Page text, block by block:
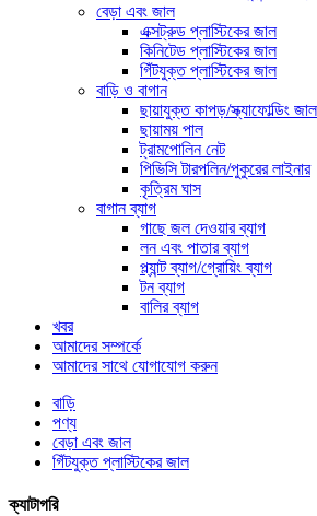
বেড়া এবং জাল
এক্সট্রুড প্লাস্টিকের জাল
কিনিটেড প্লাস্টিকের জাল
গিঁটযুক্ত প্লাস্টিকের জাল
বাড়ি ও বাগান
ছায়াযুক্ত কাপড়/স্ক্যাফোল্ডিং জাল
ছায়াময় পাল
ট্রামপোলিন নেট
পিভিসি টারপলিন/পুকুরের লাইনার
কৃত্রিম ঘাস
বাগান ব্যাগ
গাছে জল দেওয়ার ব্যাগ
লন এবং পাতার ব্যাগ
প্ল্যান্ট ব্যাগ/গ্রোয়িং ব্যাগ
টন ব্যাগ
বালির ব্যাগ
খবর
আমাদের সম্পর্কে
আমাদের সাথে যোগাযোগ করুন
বাড়ি
পণ্য
বেড়া এবং জাল
গিঁটযুক্ত প্লাস্টিকের জাল
ক্যাটাগরি